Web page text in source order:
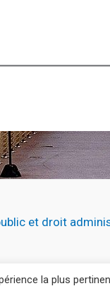
et droit
la plus